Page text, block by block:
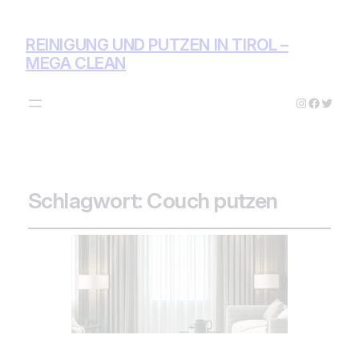
REINIGUNG UND PUTZEN IN TIROL –
MEGA CLEAN
Instagram
Twitter
Schlagwort: Couch putzen